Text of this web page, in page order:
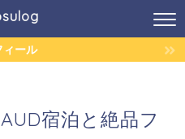
ィール
宿泊と絶品フ